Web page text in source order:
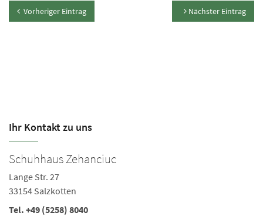
Vorheriger Eintrag Nächster Eintrag
Ihr Kontakt zu uns
Schuhhaus Zehanciuc
Lange Str. 27
33154 Salzkotten
Tel. +49 (5258) 8040